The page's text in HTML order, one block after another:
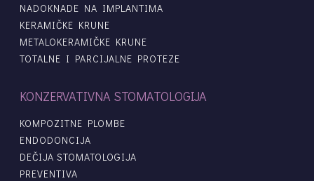
NADOKNADE NA IMPLANTIMA
KERAMIČKE KRUNE
METALOKERAMIČKE KRUNE
TOTALNE I PARCIJALNE PROTEZE
KONZERVATIVNA STOMATOLOGIJA
KOMPOZITNE PLOMBE
ENDODONCIJA
DEČIJA STOMATOLOGIJA
PREVENTIVA